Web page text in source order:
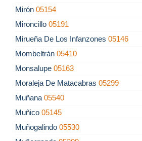
Mirón 05154
Mironcillo 05191
Mirueña De Los Infanzones 05146
Mombeltrán 05410
Monsalupe 05163
Moraleja De Matacabras 05299
Muñana 05540
Muñico 05145
Muñogalindo 05530